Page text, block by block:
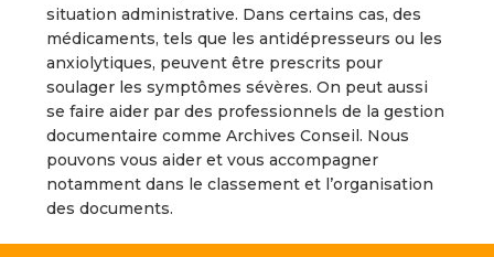
situation administrative. Dans certains cas, des
médicaments, tels que les antidépresseurs ou les
anxiolytiques, peuvent être prescrits pour
soulager les symptômes sévères. On peut aussi
se faire aider par des professionnels de la gestion
documentaire comme Archives Conseil. Nous
pouvons vous aider et vous accompagner
notamment dans le classement et l’organisation
des documents.